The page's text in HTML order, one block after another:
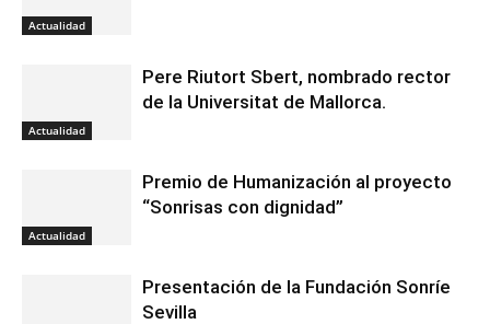
Actualidad
Actualidad
Pere Riutort Sbert, nombrado rector
de la Universitat de Mallorca.
Actualidad
Premio de Humanización al proyecto
“Sonrisas con dignidad”
Presentación de la Fundación Sonríe
Sevilla